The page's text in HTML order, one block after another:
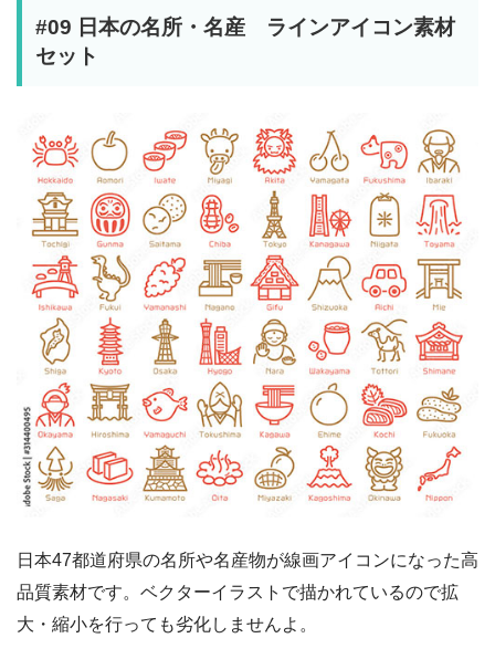
#09 日本の名所・名産 ラインアイコン素材
セット
日本47都道府県の名所や名産物が線画アイコンになった高
品質素材です。ベクターイラストで描かれているので拡
大・縮小を行っても劣化しませんよ。